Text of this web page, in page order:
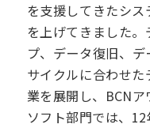
を支援してきたシ
を上げてきました
プ、データ復旧、
サイクルに合わせ
業を展開し、BCN
ソフト部門では、